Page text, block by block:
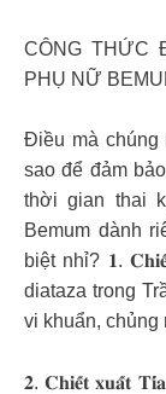
CÔNG THỨC
PHỤ NỮ
Điều mà chúng
sao để đảm
thời gian thai
Bemum dành
biệt nhỉ? 𝟏.
diataza trong
vi khuẩn, chủng
𝟐. 𝐂𝐡𝐢𝐞̂́𝐭 𝐱𝐮𝐚̂́𝐭